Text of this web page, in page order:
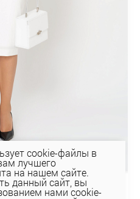
cookie-файлы в
лучшего
на нашем сайте.
данный сайт, вы
нами cookie-